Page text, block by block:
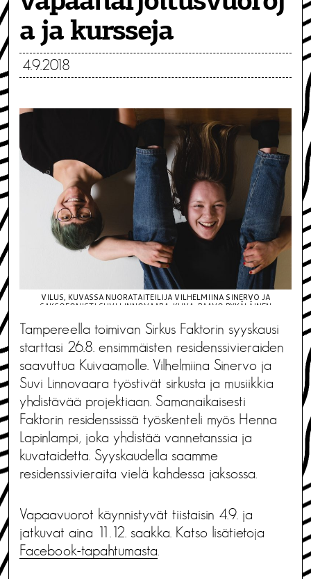
a ja kursseja
4.9.2018
VILUS, KUVASSA NUORATAITEILIJA VILHELMIINA SINERVO JA
SAKSOFONISTI SUVI LINNOVAARA. KUVA: PAAVO PYKÄLÄINEN
Tampereella toimivan Sirkus Faktorin syyskausi
starttasi 26.8. ensimmäisten residenssivieraiden
saavuttua Kuivaamolle. Vilhelmiina Sinervo ja
Suvi Linnovaara työstivät sirkusta ja musiikkia
yhdistävää projektiaan. Samanaikaisesti
Faktorin residenssissä työskenteli myös Henna
Lapinlampi, joka yhdistää vannetanssia ja
kuvataidetta. Syyskaudella saamme
residenssivieraita vielä kahdessa jaksossa.
Vapaavuorot käynnistyvät tiistaisin 4.9. ja
jatkuvat aina 11.12. saakka. Katso lisätietoja
Facebook-tapahtumasta